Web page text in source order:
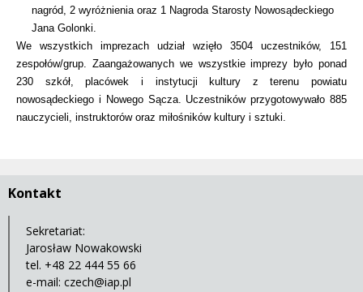
nagród, 2 wyróżnienia oraz 1 Nagroda Starosty Nowosądeckiego
Jana Golonki.
We wszystkich imprezach udział wzięło 3504 uczestników, 151
zespołów/grup. Zaangażowanych we wszystkie imprezy było ponad
230 szkół, placówek i instytucji kultury z terenu powiatu
nowosądeckiego i Nowego Sącza. Uczestników przygotowywało 885
nauczycieli, instruktorów oraz miłośników kultury i sztuki.
Kontakt
Sekretariat:
Jarosław Nowakowski
tel. +48 22 444 55 66
e-mail: czech@iap.pl